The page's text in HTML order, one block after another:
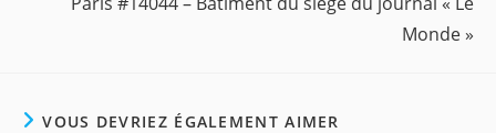
Monde »
VOUS DEVRIEZ ÉGALEMENT AIMER